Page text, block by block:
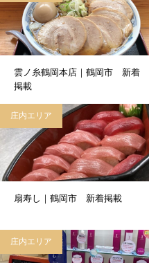
雲ノ糸鶴岡本店｜鶴岡市 新着
掲載
庄内エリア
扇寿し｜鶴岡市 新着掲載
庄内エリア